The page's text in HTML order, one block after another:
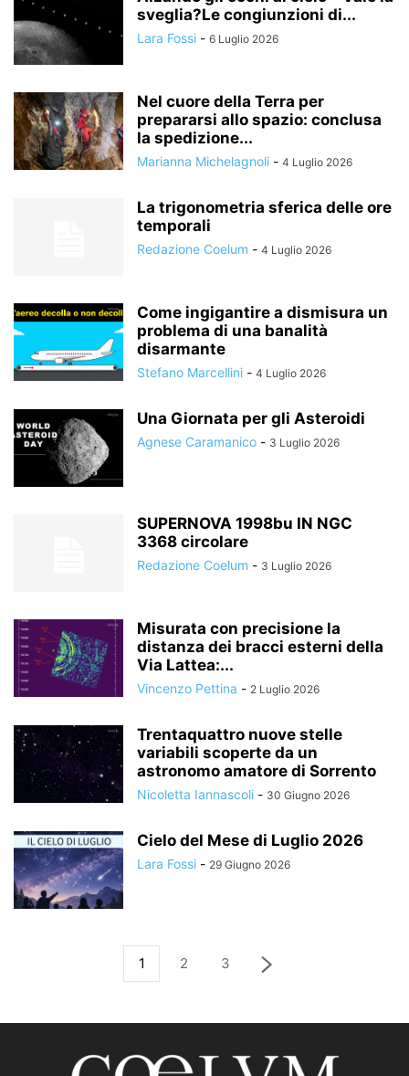
sveglia?Le congiunzioni di...
Lara Fossi - 6 Luglio 2026
Nel cuore della Terra per
prepararsi allo spazio: conclusa
la spedizione...
Marianna Michelagnoli - 4 Luglio 2026
La trigonometria sferica delle ore
temporali
Redazione Coelum - 4 Luglio 2026
Come ingigantire a dismisura un
problema di una banalità
disarmante
Stefano Marcellini - 4 Luglio 2026
Una Giornata per gli Asteroidi
Agnese Caramanico - 3 Luglio 2026
SUPERNOVA 1998bu IN NGC
3368 circolare
Redazione Coelum - 3 Luglio 2026
Misurata con precisione la
distanza dei bracci esterni della
Via Lattea:...
Vincenzo Pettina - 2 Luglio 2026
Trentaquattro nuove stelle
variabili scoperte da un
astronomo amatore di Sorrento
Nicoletta Iannascoli - 30 Giugno 2026
Cielo del Mese di Luglio 2026
Lara Fossi - 29 Giugno 2026
1 2 3